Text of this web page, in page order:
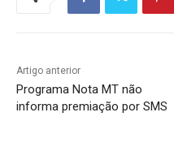
Artigo anterior
Programa Nota MT não
informa premiação por SMS